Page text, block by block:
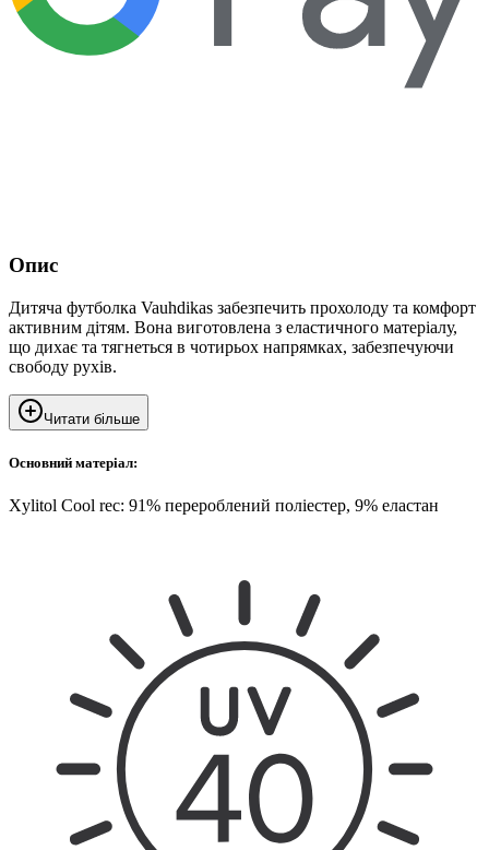
Опис
Дитяча футболка Vauhdikas забезпечить прохолоду та комфорт
активним дітям. Вона виготовлена з еластичного матеріалу,
що дихає та тягнеться в чотирьох напрямках, забезпечуючи
свободу рухів.
Читати більше
Основний матеріал:
Xylitol Cool rec: 91% перероблений поліестер, 9% еластан